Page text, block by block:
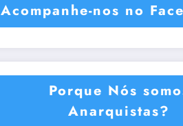
Acompanhe-nos no
Porque Nós
Anarquistas?